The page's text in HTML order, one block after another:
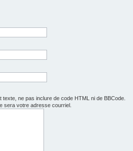
ne pas inclure de code HTML ni de BBCode.
sera votre adresse courriel.